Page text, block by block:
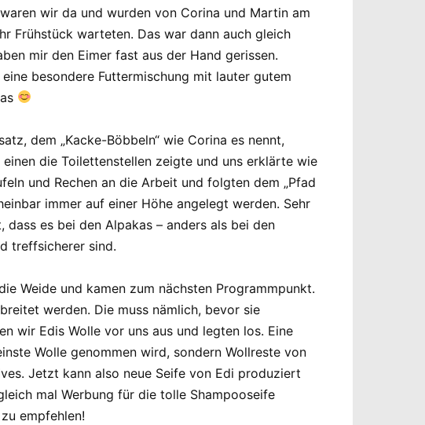
wir da und wurden von Corina und Martin am
Frühstück warteten. Das war dann auch gleich
mir den Eimer fast aus der Hand gerissen.
besondere Futtermischung mit lauter gutem
dem „Kacke-Böbbeln“ wie Corina es nennt,
die Toilettenstellen zeigte und uns erklärte wie
und Rechen an die Arbeit und folgten dem „Pfad
immer auf einer Höhe angelegt werden. Sehr
es bei den Alpakas – anders als bei den
treffsicherer sind.
Weide und kamen zum nächsten Programmpunkt.
werden. Die muss nämlich, bevor sie
wir Edis Wolle vor uns aus und legten los. Eine
Wolle genommen wird, sondern Wollreste von
Jetzt kann also neue Seife von Edi produziert
mal Werbung für die tolle Shampooseife
empfehlen!